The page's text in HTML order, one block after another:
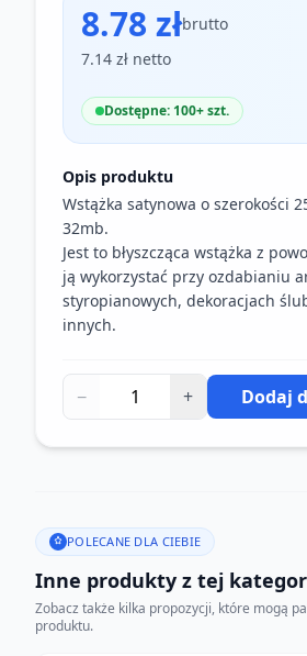
8.78 złbrutto
7.14 zł netto
Dostępne: 100+ szt.
Opis produktu
Wstążka satynowa o szerokości
32mb.
Jest to błyszcząca wstążka z
ją wykorzystać przy ozdabianiu
styropianowych, dekoracjach
innych.
− + Dodaj
POLECANE DLA CIEBIE
Inne produkty z tej
Zobacz także kilka propozycji, które mogą
produktu.